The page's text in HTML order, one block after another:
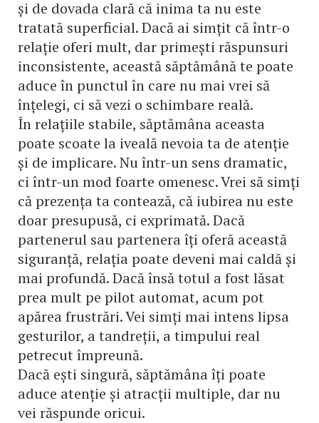
și de dovada clară că inima ta nu este
tratată superficial. Dacă ai simțit că într-o
relație oferi mult, dar primești răspunsuri
inconsistente, această săptămână te poate
aduce în punctul în care nu mai vrei să
înțelegi, ci să vezi o schimbare reală.
În relațiile stabile, săptămâna aceasta
poate scoate la iveală nevoia ta de atenție
și de implicare. Nu într-un sens dramatic,
ci într-un mod foarte omenesc. Vrei să simți
că prezența ta contează, că iubirea nu este
doar presupusă, ci exprimată. Dacă
partenerul sau partenera îți oferă această
siguranță, relația poate deveni mai caldă și
mai profundă. Dacă însă totul a fost lăsat
prea mult pe pilot automat, acum pot
apărea frustrări. Vei simți mai intens lipsa
gesturilor, a tandreții, a timpului real
petrecut împreună.
Dacă ești singură, săptămâna îți poate
aduce atenție și atracții multiple, dar nu
vei răspunde oricui.